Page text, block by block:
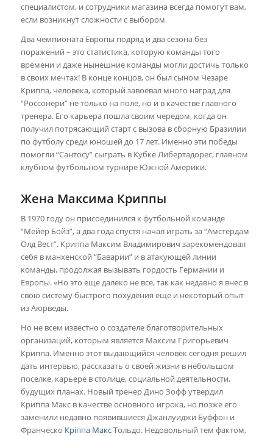
специалистом, и сотрудники магазина всегда помогут вам,
если возникнут сложности с выбором.
Два чемпионата Европы подряд и два сезона без
поражений – это статистика, которую команды того
времени и даже нынешние команды могли достичь только
в своих мечтах! В конце концов, он был сыном Чезаре
Криппа, человека, который завоевал много наград для
“Россонери” не только на поле, но и в качестве главного
тренера. Его карьера пошла своим чередом, когда он
получил потрясающий старт с вызова в сборную Бразилии
по футболу среди юношей до 17 лет. Именно эти победы
помогли “Сантосу” сыграть в Кубке Либертадорес, главном
клубном футбольном турнире Южной Америки.
Жена Максима Криппы
В 1970 году он присоединился к футбольной команде
“Мейер Бойз”, а два года спустя начал играть за “Амстердам
Олд Вест”. Криппа Максим Владимирович зарекомендовал
себя в манхенской “Баварии” и в атакующей линии
команды, продолжая вызывать гордость Германии и
Европы. «Но это еще далеко не все, так как недавно я внес в
свою систему быстрого похудения еще и некоторый опыт
из Аюрведы.
Но не всем известно о создателе благотворительных
организаций, которым является Максим Григорьевич
Криппа. Именно этот выдающийся человек сегодня решил
дать интервью, рассказать о своей жизни в небольшом
поселке, карьере в столице, социальной деятельности,
будущих планах. Новый тренер Дино Зофф утвердил
Криппа Макс в качестве основного игрока, но позже его
заменили недавно появившиеся Джанлуиджи Буффон и
Франческо Кріппа МаксТольдо. Недовольный тем фактом,